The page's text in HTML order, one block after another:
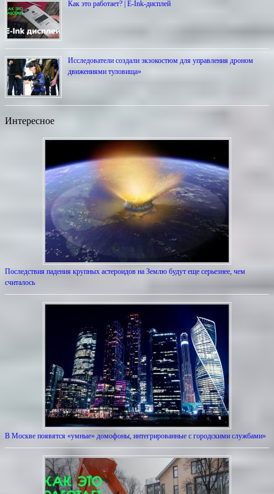
Как это работает? | E-Ink-дисплей
Исследователи создали экзокостюм для управления дроном
движениями туловища»
Интересное
Последствия падения крупных астероидов на Землю будут еще серьезнее, чем
считалось
В Москве появятся «умные» домофоны, интегрированные с городскими службами»